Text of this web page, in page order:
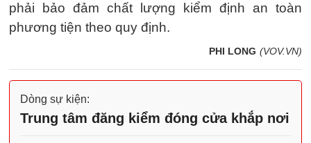
phải bảo đảm chất lượng kiểm định an toàn
phương tiện theo quy định.
PHI LONG (VOV.VN)
Dòng sự kiện:
Trung tâm đăng kiểm đóng cửa khắp nơi